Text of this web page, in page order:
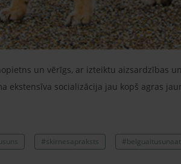
un vērīgs, ar izteiktu aizsardzības
ekstensīva socializācija jau kopš agras
#skirnesapraksts